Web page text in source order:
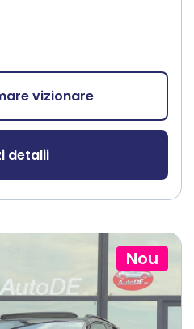
vizionare
detalii
Nou